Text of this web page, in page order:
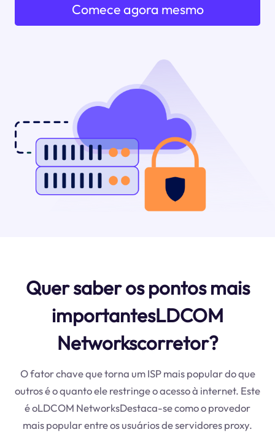
Comece agora mesmo
Quer saber os pontos mais
importantesLDCOM
Networkscorretor?
O fator chave que torna um ISP mais popular do que
outros é o quanto ele restringe o acesso à internet. Este
é oLDCOM NetworksDestaca-se como o provedor
mais popular entre os usuários de servidores proxy.